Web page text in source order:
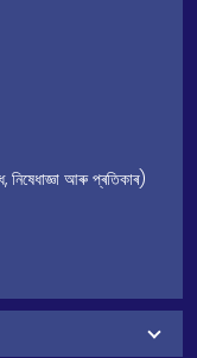
নিষেধাজ্ঞা আৰু প্ৰতিকাৰ)